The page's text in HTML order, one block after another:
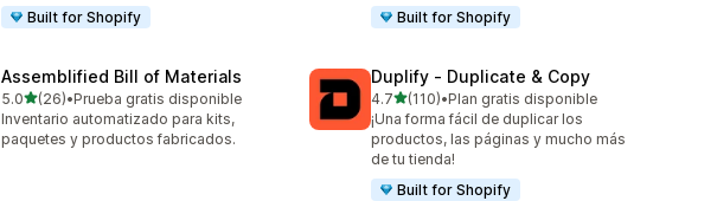
Built for Shopify
Built for Shopify
Assemblified Bill of Materials
5.0de 5 estrellas
(26)
26 reseñas en total
•Prueba gratis disponible
Inventario automatizado para kits,
paquetes y productos fabricados.
Duplify ‑ Duplicate & Copy
4.7de 5 estrellas
(110)
110 reseñas en total
•Plan gratis disponible
¡Una forma fácil de duplicar los
productos, las páginas y mucho más
de tu tienda!
Built for Shopify